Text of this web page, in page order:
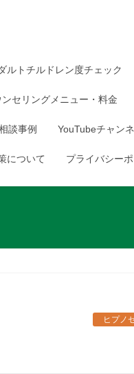
ルトチルドレン度チェック
ンセリングメニュー・料金
談事例 YouTubeチャン
について プライバシー
ヒプノ